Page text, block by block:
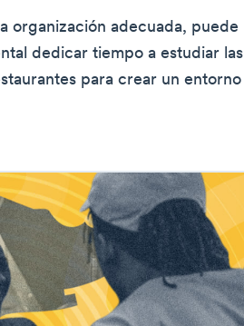
organización adecuada, puede
dedicar tiempo a estudiar las
para crear un entorno